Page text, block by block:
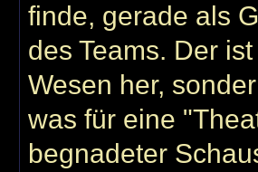
finde, gerade als
des Teams. Der
Wesen her,
was für eine
begnadeter